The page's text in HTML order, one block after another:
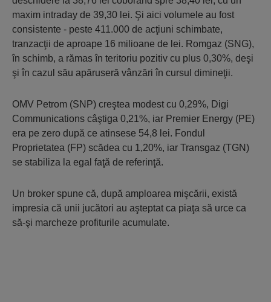
maxim intraday de 39,30 lei. Şi aici volumele au fost
consistente - peste 411.000 de acţiuni schimbate,
tranzacţii de aproape 16 milioane de lei. Romgaz (SNG),
în schimb, a rămas în teritoriu pozitiv cu plus 0,30%, deşi
şi în cazul său apăruseră vânzări în cursul dimineţii.
OMV Petrom (SNP) creştea modest cu 0,29%, Digi
Communications câştiga 0,21%, iar Premier Energy (PE)
era pe zero după ce atinsese 54,8 lei. Fondul
Proprietatea (FP) scădea cu 1,20%, iar Transgaz (TGN)
se stabiliza la egal faţă de referinţă.
Un broker spune că, după amploarea mişcării, există
impresia că unii jucători au aşteptat ca piaţa să urce ca
să-şi marcheze profiturile acumulate.